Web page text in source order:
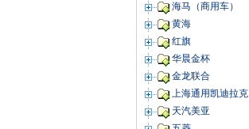
海马（商用车）
黄海
红旗
华晨金杯
金龙联合
上海通用凯迪拉克
天汽美亚